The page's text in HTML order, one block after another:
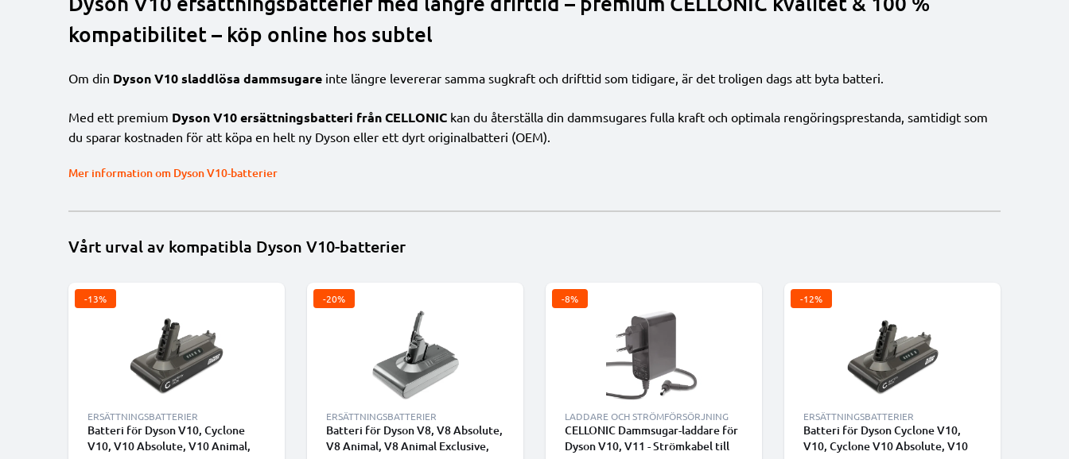
kompatibilitet – köp online hos subtel
Om din Dyson V10 sladdlösa dammsugare inte längre levererar samma sugkraft och drifttid som tidigare, är det troligen dags att byta batteri.
Med ett premium Dyson V10 ersättningsbatteri från CELLONIC kan du återställa din dammsugares fulla kraft och optimala rengöringsprestanda, samtidigt som
du sparar kostnaden för att köpa en helt ny Dyson eller ett dyrt originalbatteri (OEM).
Mer information om Dyson V10-batterier
Vårt urval av kompatibla Dyson V10-batterier
-13%
ERSÄTTNINGSBATTERIER
Batteri för Dyson V10, Cyclone
V10, V10 Absolute, V10 Animal,
-20%
ERSÄTTNINGSBATTERIER
Batteri för Dyson V8, V8 Absolute,
V8 Animal, V8 Animal Exclusive,
-8%
LADDARE OCH STRÖMFÖRSÖRJNING
CELLONIC Dammsugar-laddare för
Dyson V10, V11 - Strömkabel till
-12%
ERSÄTTNINGSBATTERIER
Batteri för Dyson Cyclone V10,
V10, Cyclone V10 Absolute, V10